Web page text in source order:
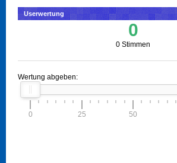
Userwertung
0
0 Stimmen
Wertung abgeben:
0 25 50